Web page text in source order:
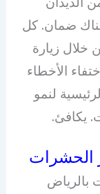
ضمان. كل
خلال زيارة
الأخطاء
لنمو
يكافئ.
الحشرات
بالرياض